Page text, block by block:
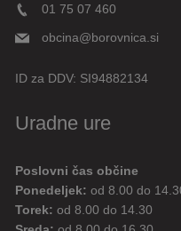
01 75 07 460
obcina@borovnica.si
ID za DDV: SI94882134
Uradne ure
Poslovni čas občine
Ponedeljek: od 8.00 do
Torek: od 8.00 do 14.30